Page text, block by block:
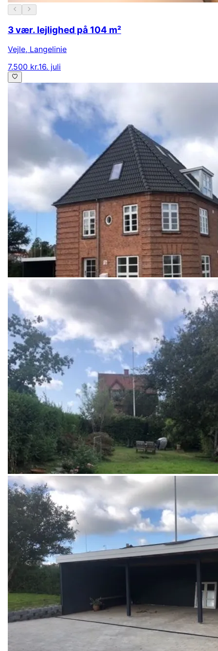
3 vær. lejlighed på 104 m²
Vejle, Langelinie
7.500 kr.16. juli